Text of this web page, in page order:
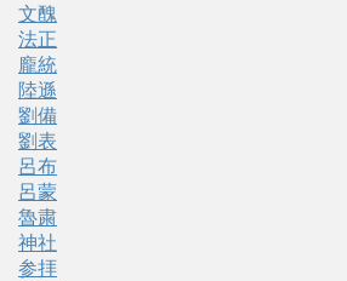
文醜
法正
龐統
陸遜
劉備
劉表
呂布
呂蒙
魯粛
神社
参拝